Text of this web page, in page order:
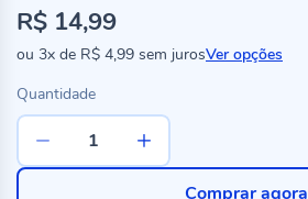
R$ 14,99
ou 3x de R$ 4,99 sem jurosVer opções
Quantidade
Comprar agora